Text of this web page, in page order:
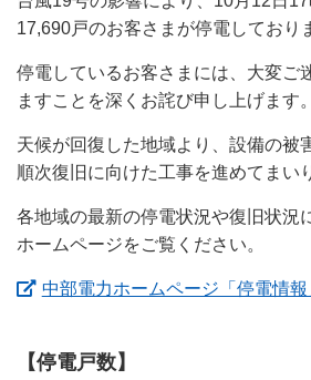
17,690戸のお客さまが停電しており
停電しているお客さまには、大変ご
ますことを深くお詫び申し上げます。
天候が回復した地域より、設備の被
順次復旧に向けた工事を進めてまい
各地域の最新の停電状況や復旧状況
ホームページをご覧ください。
中部電力ホームページ「停電情報
【停電戸数】